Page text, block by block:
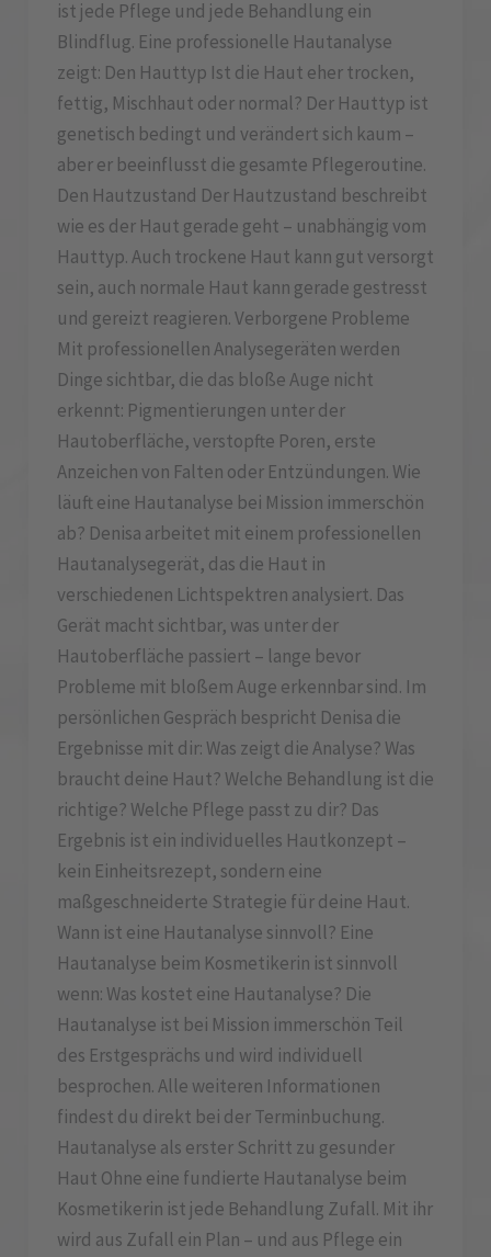
ist jede Pflege und jede Behandlung ein
Blindflug. Eine professionelle Hautanalyse
zeigt: Den Hauttyp Ist die Haut eher trocken,
fettig, Mischhaut oder normal? Der Hauttyp ist
genetisch bedingt und verändert sich kaum –
aber er beeinflusst die gesamte Pflegeroutine.
Den Hautzustand Der Hautzustand beschreibt
wie es der Haut gerade geht – unabhängig vom
Hauttyp. Auch trockene Haut kann gut versorgt
sein, auch normale Haut kann gerade gestresst
und gereizt reagieren. Verborgene Probleme
Mit professionellen Analysegeräten werden
Dinge sichtbar, die das bloße Auge nicht
erkennt: Pigmentierungen unter der
Hautoberfläche, verstopfte Poren, erste
Anzeichen von Falten oder Entzündungen. Wie
läuft eine Hautanalyse bei Mission immerschön
ab? Denisa arbeitet mit einem professionellen
Hautanalysegerät, das die Haut in
verschiedenen Lichtspektren analysiert. Das
Gerät macht sichtbar, was unter der
Hautoberfläche passiert – lange bevor
Probleme mit bloßem Auge erkennbar sind. Im
persönlichen Gespräch bespricht Denisa die
Ergebnisse mit dir: Was zeigt die Analyse? Was
braucht deine Haut? Welche Behandlung ist die
richtige? Welche Pflege passt zu dir? Das
Ergebnis ist ein individuelles Hautkonzept –
kein Einheitsrezept, sondern eine
maßgeschneiderte Strategie für deine Haut.
Wann ist eine Hautanalyse sinnvoll? Eine
Hautanalyse beim Kosmetikerin ist sinnvoll
wenn: Was kostet eine Hautanalyse? Die
Hautanalyse ist bei Mission immerschön Teil
des Erstgesprächs und wird individuell
besprochen. Alle weiteren Informationen
findest du direkt bei der Terminbuchung.
Hautanalyse als erster Schritt zu gesunder
Haut Ohne eine fundierte Hautanalyse beim
Kosmetikerin ist jede Behandlung Zufall. Mit ihr
wird aus Zufall ein Plan – und aus Pflege ein